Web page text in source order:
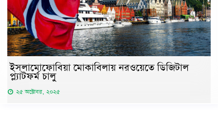
ইসলামোফোবিয়া মোকাবিলায় নরওয়েতে ডিজিটাল
প্ল্যাটফর্ম চালু
২৫ অক্টোবর, ২০২৫